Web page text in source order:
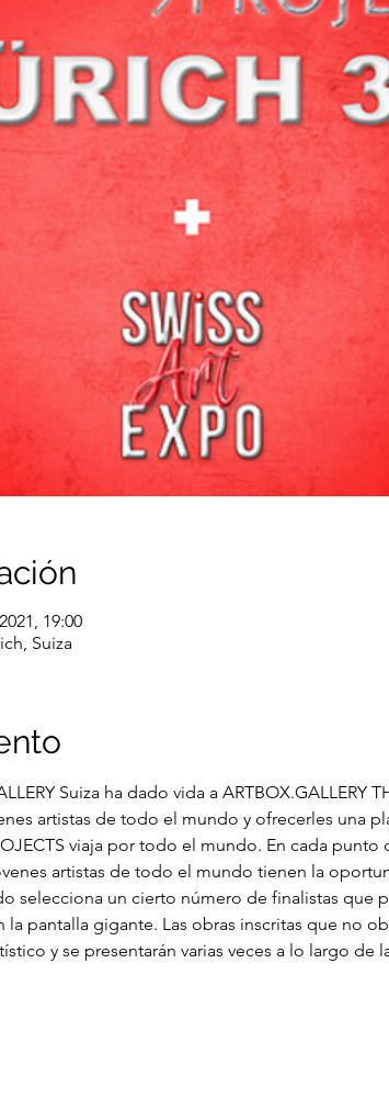
19:00
Suiza
Suiza ha dado vida a ARTBOX.GALLERY
artistas de todo el mundo y ofrecerles una
viaja por todo el mundo. En cada
artistas de todo el mundo tienen la
selecciona un cierto número de finalistas que
pantalla gigante. Las obras inscritas que no
y se presentarán varias veces a lo largo de